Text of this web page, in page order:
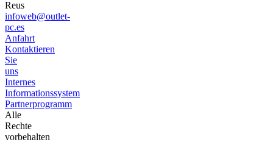
Reus
infoweb@outlet-
pc.es
Anfahrt
Kontaktieren
Sie
uns
Internes
Informationssystem
Partnerprogramm
Alle
Rechte
vorbehalten